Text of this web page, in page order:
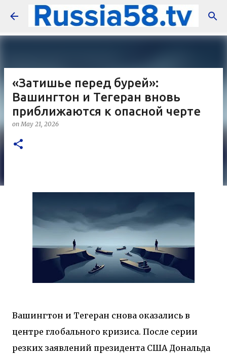
Skip to main content
«Затишье перед бурей»:
Вашингтон и Тегеран вновь
приближаются к опасной черте
onMay 21, 2026
Вашингтон и Тегеран снова оказались в
центре глобального кризиса. После серии
резких заявлений президента США Дональда